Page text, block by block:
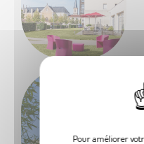
Danse Hip-Hop
Pour améliorer